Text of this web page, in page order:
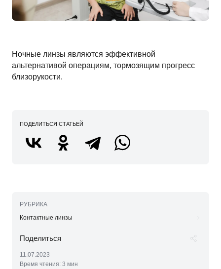
Ночные линзы являются эффективной
альтернативой операциям, тормозящим прогресс
близорукости.
ПОДЕЛИТЬСЯ СТАТЬЕЙ
РУБРИКА
Контактные линзы
11.07.2023
Время чтения: 3 мин